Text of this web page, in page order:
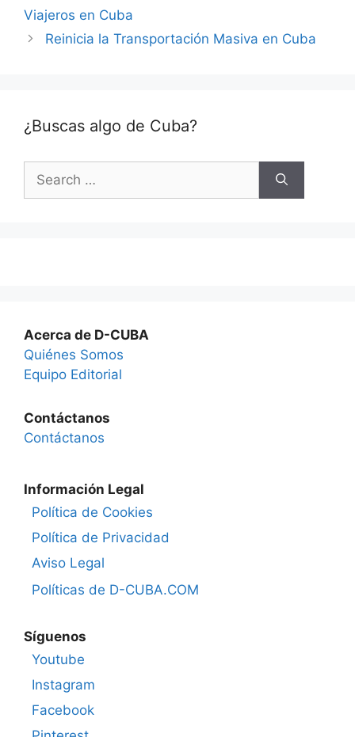
Viajeros en Cuba
Reinicia la Transportación Masiva en Cuba
¿Buscas algo de Cuba?
Search
for:
Acerca de D-CUBA
Quiénes Somos
Equipo Editorial
Contáctanos
Contáctanos
Información Legal
Política de Cookies
Política de Privacidad
Aviso Legal
Políticas de D-CUBA.COM
Síguenos
Youtube
Instagram
Facebook